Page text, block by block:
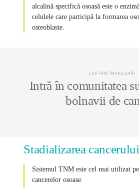
alcalină specifică osoasă este o
celulele care participă la formarea
osteoblaste.
LUPTĂM ÎMPREUNĂ!
Intră în comunitatea
bolnavii de
Stadializarea cancerului
Sistemul TNM este cel mai utilizat
cancerelor osoase.